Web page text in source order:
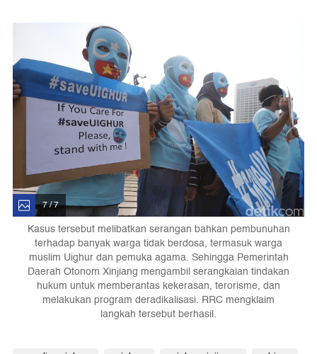
7 / 7
Kasus tersebut melibatkan serangan bahkan pembunuhan
terhadap banyak warga tidak berdosa, termasuk warga
muslim Uighur dan pemuka agama. Sehingga Pemerintah
Daerah Otonom Xinjiang mengambil serangkaian tindakan
hukum untuk memberantas kekerasan, terorisme, dan
melakukan program deradikalisasi. RRC mengklaim
langkah tersebut berhasil.